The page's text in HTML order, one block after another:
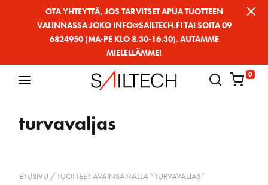
OTA YHTEYTTÄ, JOS TARVITSET APUA TUOTTEEN
VALINNASSA JOKO INFO@SAILTECH.FI TAI SOITA 09
6824950 (MA-PE KLO 8.30-16.30). AUTAMME
MIELELLÄMME!
0
turvavaljas
ETUSIVU / TUOTTEET AVAINSANALLA “TURVAVALJAS”